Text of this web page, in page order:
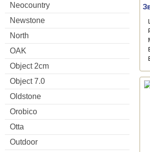
Neocountry
Newstone
North
OAK
Object 2cm
Object 7.0
Oldstone
Orobico
Otta
Outdoor